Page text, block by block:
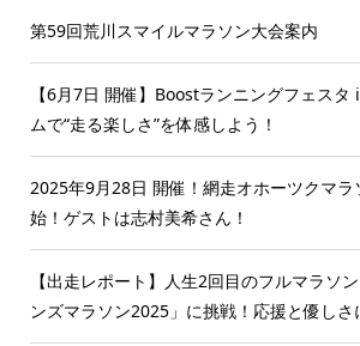
第59回荒川スマイルマラソン大会案内
【6月7日 開催】Boostランニングフェス
ムで“走る楽しさ”を体感しよう！
2025年9月28日 開催！網走オホーツクマラ
始！ゲストは志村美希さん！
【出走レポート】人生2回目のフルマラソ
ンズマラソン2025」に挑戦！応援と優し